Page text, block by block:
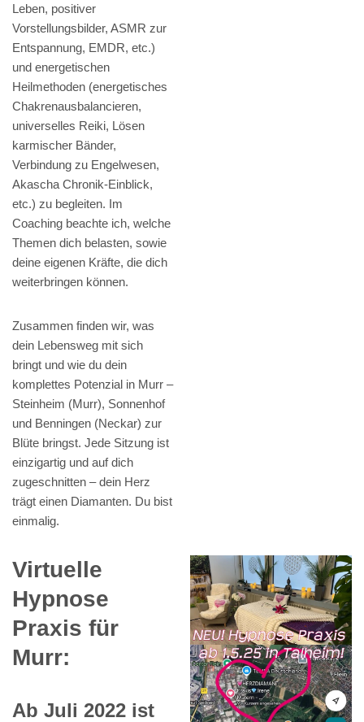
Leben, positiver
Vorstellungsbilder, ASMR zur
Entspannung, EMDR, etc.)
und energetischen
Heilmethoden (energetisches
Chakrenausbalancieren,
universelles Reiki, Lösen
karmischer Bänder,
Verbindung zu Engelwesen,
Akascha Chronik-Einblick,
etc.) zu begleiten. Im
Coaching beachte ich, welche
Themen dich belasten, sowie
deine eigenen Kräfte, die dich
weiterbringen können.
Zusammen finden wir, was
dein Lebensweg mit sich
bringt und wie du dein
komplettes Potenzial in Murr –
Steinheim (Murr), Sonnenhof
und Benningen (Neckar) zur
Blüte bringst. Jede Sitzung ist
einzigartig und auf dich
zugeschnitten – dein Herz
trägt einen Diamanten. Du bist
einmalig.
Virtuelle
Hypnose
Praxis für
Murr:
Ab Juli 2022 ist